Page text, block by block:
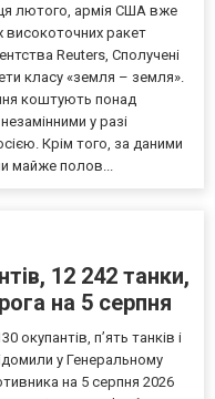
лютого, армія США вже
високоточних ракет
Reuters, Сполучені
класу «земля – земля».
коштують понад
у разі
Крім того, за даними
майже полов...
12 242 танки,
на 5 серпня
окупантів, пʼять танків і
у Генеральному
на 5 серпня 2026